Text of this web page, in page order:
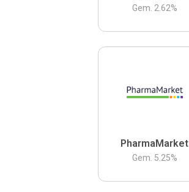
Gem. 2.62%
PharmaMarket
Gem. 5.25%